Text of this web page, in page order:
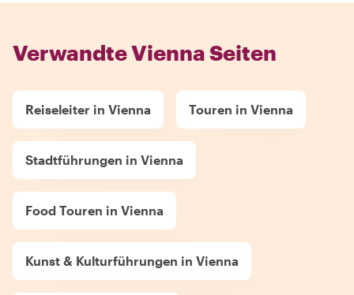
Verwandte Vienna Seiten
Reiseleiter in Vienna Touren in Vienna
Stadtführungen in Vienna
Food Touren in Vienna
Kunst & Kulturführungen in Vienna